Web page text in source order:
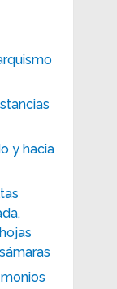
y hacia